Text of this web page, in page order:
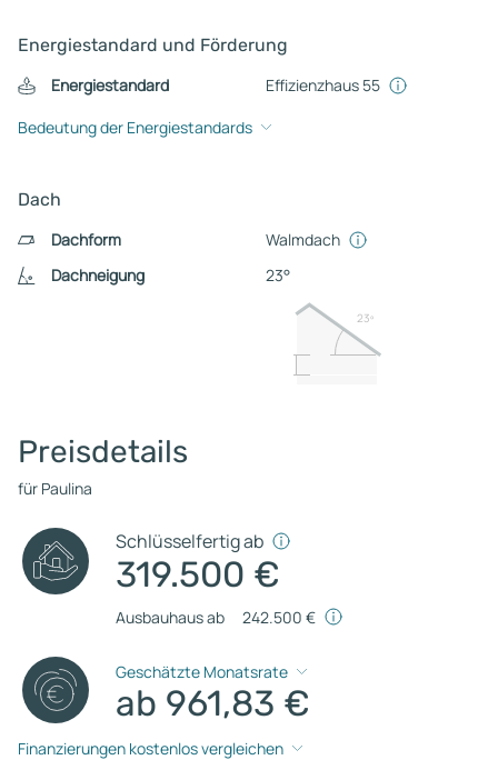
Energiestandard und Förderung
Energiestandard
Effizienzhaus 55
Bedeutung der Energiestandards
Dach
Dachform
Walmdach
Dachneigung
23°
23º
Preisdetails
für Paulina
Schlüsselfertig ab
319.500 €
Ausbauhaus ab 242.500 €
Geschätzte Monatsrate
ab 961,83 €
Finanzierungen kostenlos vergleichen